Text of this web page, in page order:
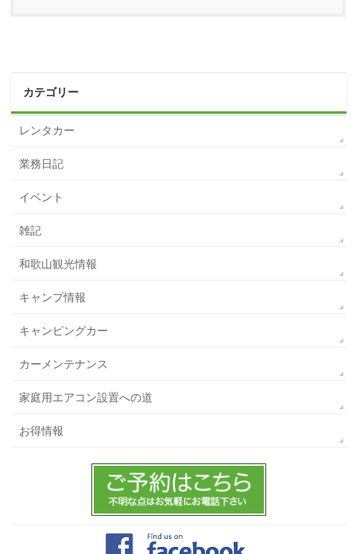
カテゴリー
レンタカー
業務日記
イベント
雑記
和歌山観光情報
キャンプ情報
キャンピングカー
カーメンテナンス
家庭用エアコン設置への道
お得情報